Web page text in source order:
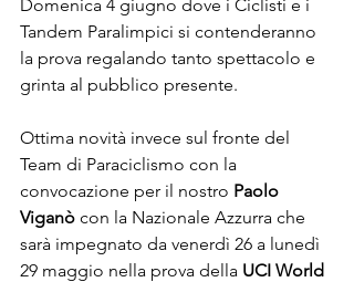
Domenica 4 giugno dove i Ciclisti e i
Tandem Paralimpici si contenderanno
la prova regalando tanto spettacolo e
grinta al pubblico presente.
Ottima novità invece sul fronte del
Team di Paraciclismo con la
convocazione per il nostro Paolo
Viganò con la Nazionale Azzurra che
sarà impegnato da venerdì 26 a lunedì
29 maggio nella prova della UCI World